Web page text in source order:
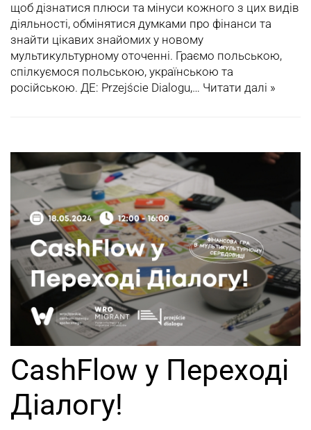
щоб дізнатися плюси та мінуси кожного з цих видів
діяльності, обмінятися думками про фінанси та
знайти цікавих знайомих у новому
мультикультурному оточенні. Граємо польською,
спілкуємося польською, українською та
російською. ДЕ: Przejście Dialogu,… Читати далі »
CashFlow у Переході
Діалогу!